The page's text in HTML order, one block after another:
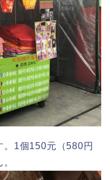
。1個150元（580円